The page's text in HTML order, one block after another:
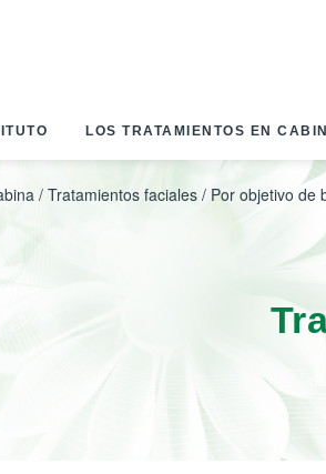
LOS TRATAMIENTOS EN
/ Tratamientos faciales / Por objetivo de